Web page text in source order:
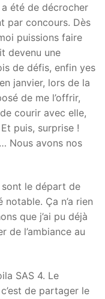
été de décrocher
par concours. Dès
puissions faire
devenu une
de défis, enfin yes
janvier, lors de la
de me l’offrir,
courir avec elle,
puis, surprise !
Nous avons nos
le départ de
notable. Ça n’a rien
que j’ai pu déjà
de l’ambiance au
SAS 4. Le
de partager le